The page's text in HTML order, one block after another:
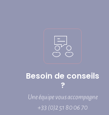
Besoin de conseils
?
Une équipe vous accompagne
+33 (0)2 51 80 06 70